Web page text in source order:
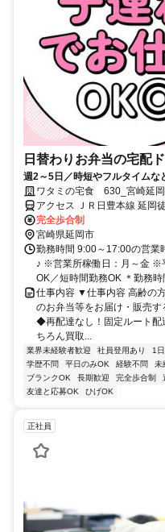
日替わりお弁当の宅配
週2～5日／時短やフルタイムな
サポート体制バッチリなのでお
い◎
ワタミの宅食 630_宮崎延岡
アクセス ＪＲ日豊本線 延岡
29分、ＪＲ日豊本線 旭ヶ丘
完全歩合制
宮崎県延岡市
勤務時間 9:00～17:00の営業
♪ ※営業所稼働日：月～金 ※
OK／短時間勤務OK ＊勤務
仕事内容 ▼仕事内容 高齢の
のお弁当等をお届け・販売
◆再配達なし！固定ルート配
ちろん買取...
業界未経験者歓迎 社員登用あり 1
学歴不問
平日のみOK 経験不問 未
ブランクOK
長期歓迎 完全歩合制
友達と応募OK
ひげOK
正社員